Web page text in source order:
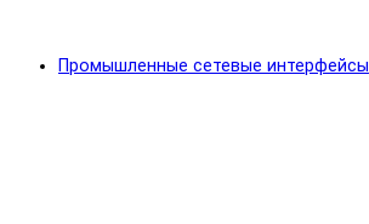
Промышленные сетевые интерфейсы